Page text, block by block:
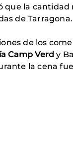
la cantidad
de
de los
Camp Verd y
la cena